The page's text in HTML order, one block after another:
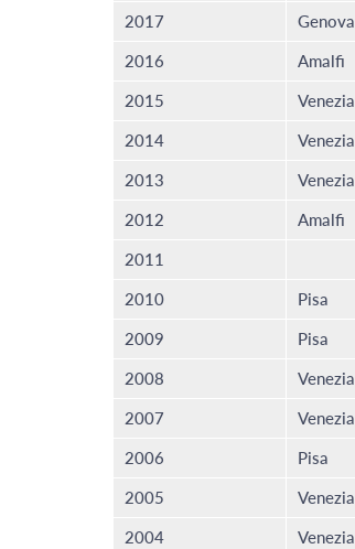
2017
Genova
2016
Amalfi
2015
Venezia
2014
Venezia
2013
Venezia
2012
Amalfi
2011
2010
Pisa
2009
Pisa
2008
Venezia
2007
Venezia
2006
Pisa
2005
Venezia
2004
Venezia